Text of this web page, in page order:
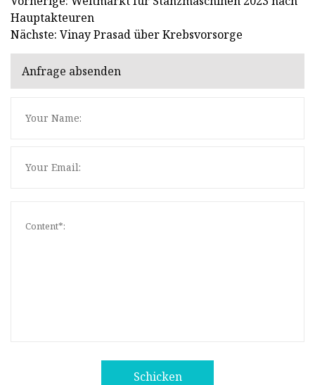
Hauptakteuren
Nächste: Vinay Prasad über Krebsvorsorge
Anfrage absenden
Schicken